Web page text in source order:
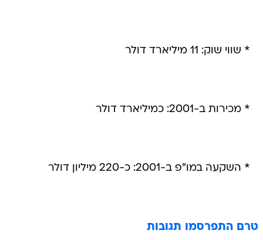
* שווי שוק: 11 מיליארד דולר
* מכירות ב-2001: כמיליארד דולר
* השקעה במו"פ ב-2001: כ-220 מיליון דולר
טרם התפרסמו תגובות